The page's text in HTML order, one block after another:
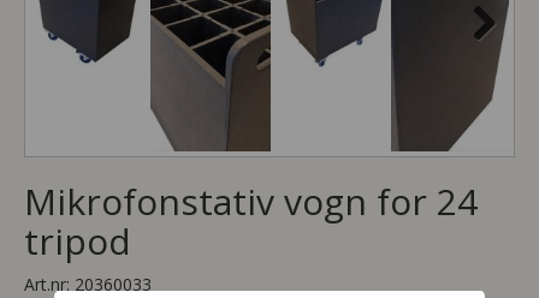
Mikrofonstativ vogn for 24
tripod
Art.nr: 20360033